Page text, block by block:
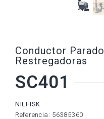
Conductor Parado
Restregadoras
SC401
NILFISK
Referencia: 56385360